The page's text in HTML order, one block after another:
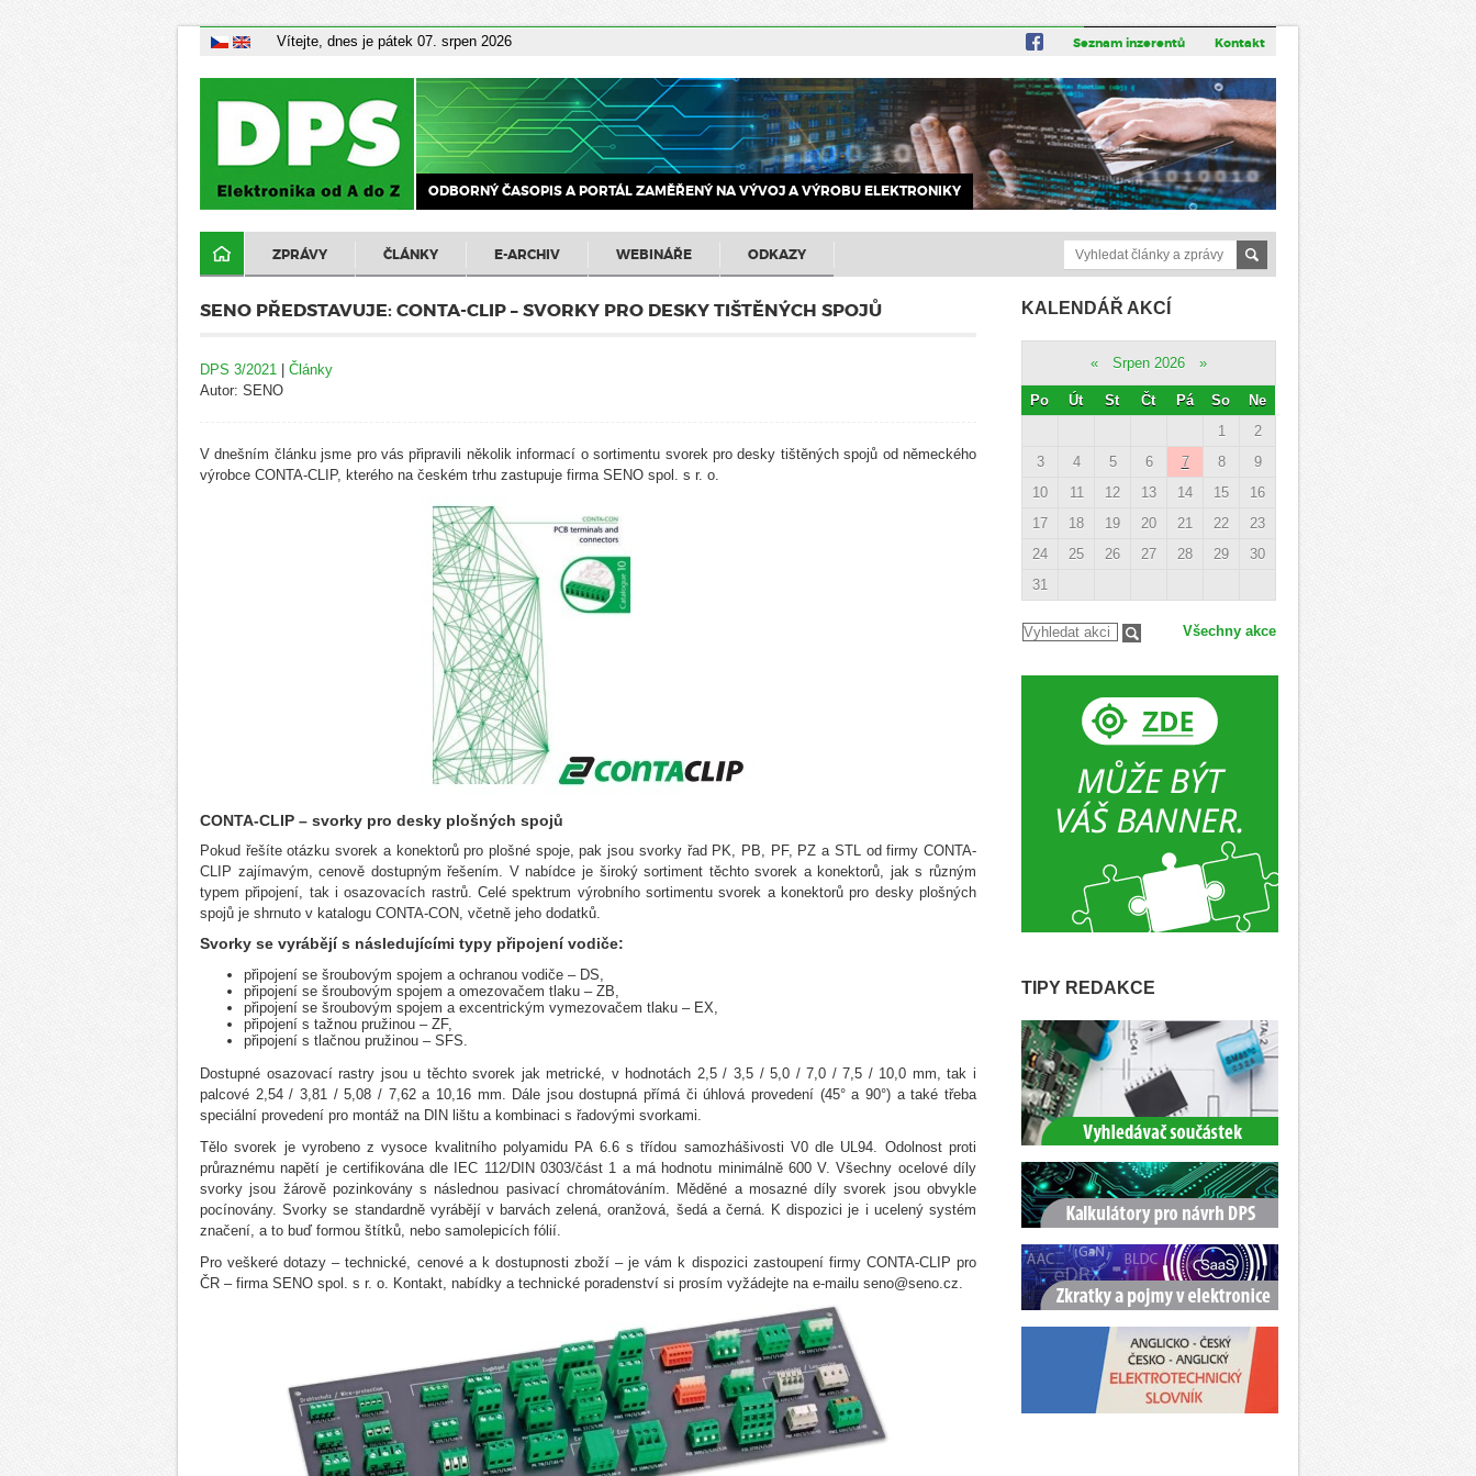
Vítejte, dnes je pátek 07. srpen 2026 Seznam inzerentů Kontakt
ODBORNÝ ČASOPIS A PORTÁL ZAMĚŘENÝ NA VÝVOJ A VÝROBU ELEKTRONIKY
ZPRÁVY ČLÁNKY E-ARCHIV WEBINÁŘE ODKAZY
SENO PŘEDSTAVUJE: CONTA-CLIP – SVORKY PRO DESKY TIŠTĚNÝCH SPOJŮ
DPS 3/2021 | Články
Autor: SENO
V dnešním článku jsme pro vás připravili několik informací o sortimentu svorek pro desky tištěných spojů od německého
výrobce CONTA-CLIP, kterého na českém trhu zastupuje firma SENO spol. s r. o.
CONTA-CLIP – svorky pro desky plošných spojů
Pokud řešíte otázku svorek a konektorů pro plošné spoje, pak jsou svorky řad PK, PB, PF, PZ a STL od firmy CONTA-
CLIP zajímavým, cenově dostupným řešením. V nabídce je široký sortiment těchto svorek a konektorů, jak s různým
typem připojení, tak i osazovacích rastrů. Celé spektrum výrobního sortimentu svorek a konektorů pro desky plošných
spojů je shrnuto v katalogu CONTA-CON, včetně jeho dodatků.
Svorky se vyrábějí s následujícími typy připojení vodiče:
připojení se šroubovým spojem a ochranou vodiče – DS,
připojení se šroubovým spojem a omezovačem tlaku – ZB,
připojení se šroubovým spojem a excentrickým vymezovačem tlaku – EX,
připojení s tažnou pružinou – ZF,
připojení s tlačnou pružinou – SFS.
Dostupné osazovací rastry jsou u těchto svorek jak metrické, v hodnotách 2,5 / 3,5 / 5,0 / 7,0 / 7,5 / 10,0 mm, tak i
palcové 2,54 / 3,81 / 5,08 / 7,62 a 10,16 mm. Dále jsou dostupná přímá či úhlová provedení (45° a 90°) a také třeba
speciální provedení pro montáž na DIN lištu a kombinaci s řadovými svorkami.
Tělo svorek je vyrobeno z vysoce kvalitního polyamidu PA 6.6 s třídou samozhášivosti V0 dle UL94. Odolnost proti
průraznému napětí je certifikována dle IEC 112/DIN 0303/část 1 a má hodnotu minimálně 600 V. Všechny ocelové díly
svorky jsou žárově pozinkovány s následnou pasivací chromátováním. Měděné a mosazné díly svorek jsou obvykle
pocínovány. Svorky se standardně vyrábějí v barvách zelená, oranžová, šedá a černá. K dispozici je i ucelený systém
značení, a to buď formou štítků, nebo samolepicích fólií.
Pro veškeré dotazy – technické, cenové a k dostupnosti zboží – je vám k dispozici zastoupení firmy CONTA-CLIP pro
ČR – firma SENO spol. s r. o. Kontakt, nabídky a technické poradenství si prosím vyžádejte na e-mailu seno@seno.cz.
KALENDÁŘ AKCÍ
« Srpen 2026 »
Po Út St Čt Pá So
Ne
1
2
3
4 5 6 7 8
9
10
11 12 13 14 15
16
17
18 19 20 21 22
23
24
25 26 27 28 29
30
31
Všechny akce
TIPY REDAKCE